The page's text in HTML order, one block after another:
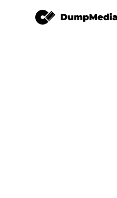
애
Spotify Music